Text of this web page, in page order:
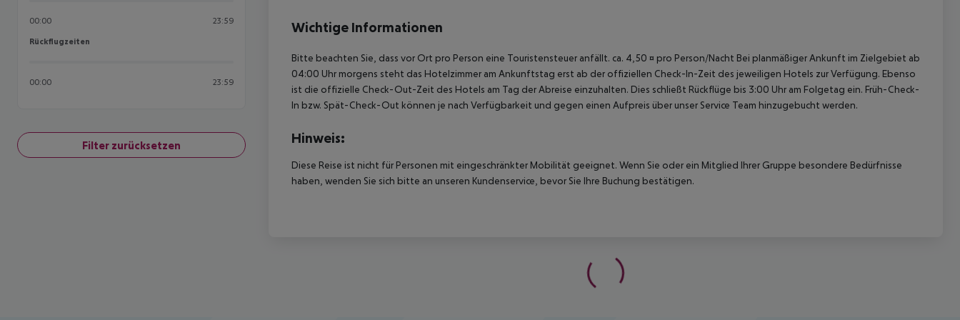
00:00 23:59
Rückflugzeiten
Rückflugzeiten
00:00 23:59
Filter zurücksetzen
Wichtige Informationen
Bitte beachten Sie, dass vor Ort pro Person eine Touristensteuer anfällt. ca. 4,50 ¤ pro Person/Nacht Bei planmäßiger Ankunft im Zielgebiet ab
04:00 Uhr morgens steht das Hotelzimmer am Ankunftstag erst ab der offiziellen Check-In-Zeit des jeweiligen Hotels zur Verfügung. Ebenso
ist die offizielle Check-Out-Zeit des Hotels am Tag der Abreise einzuhalten. Dies schließt Rückflüge bis 3:00 Uhr am Folgetag ein. Früh-Check-
In bzw. Spät-Check-Out können je nach Verfügbarkeit und gegen einen Aufpreis über unser Service Team hinzugebucht werden.
Hinweis:
Diese Reise ist nicht für Personen mit eingeschränkter Mobilität geeignet. Wenn Sie oder ein Mitglied Ihrer Gruppe besondere Bedürfnisse
haben, wenden Sie sich bitte an unseren Kundenservice, bevor Sie Ihre Buchung bestätigen.